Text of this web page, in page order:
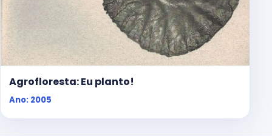
Agrofloresta: Eu planto!
Ano: 2005